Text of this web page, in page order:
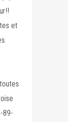
et
89-